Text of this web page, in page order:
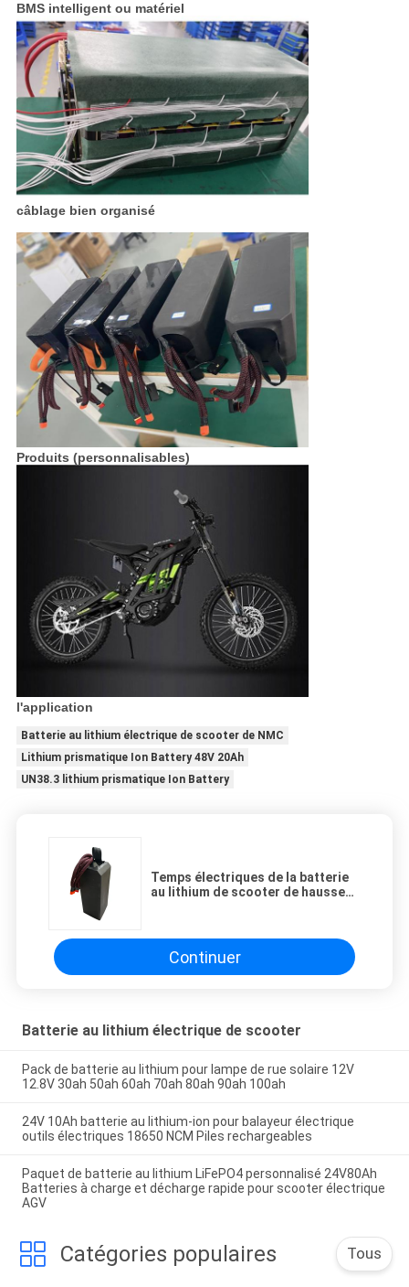
BMS intelligent ou matériel
câblage bien organisé
Produits (personnalisables)
l'application
Batterie au lithium électrique de scooter de NMC
Lithium prismatique Ion Battery 48V 20Ah
UN38.3 lithium prismatique Ion Battery
Temps électriques de la batterie
au lithium de scooter de hausse
Continuer
Batterie au lithium électrique de scooter
Pack de batterie au lithium pour lampe de rue solaire 12V
12.8V 30ah 50ah 60ah 70ah 80ah 90ah 100ah
24V 10Ah batterie au lithium-ion pour balayeur électrique
outils électriques 18650 NCM Piles rechargeables
Paquet de batterie au lithium LiFePO4 personnalisé 24V80Ah
Batteries à charge et décharge rapide pour scooter électrique
AGV
Catégories populaires Tous